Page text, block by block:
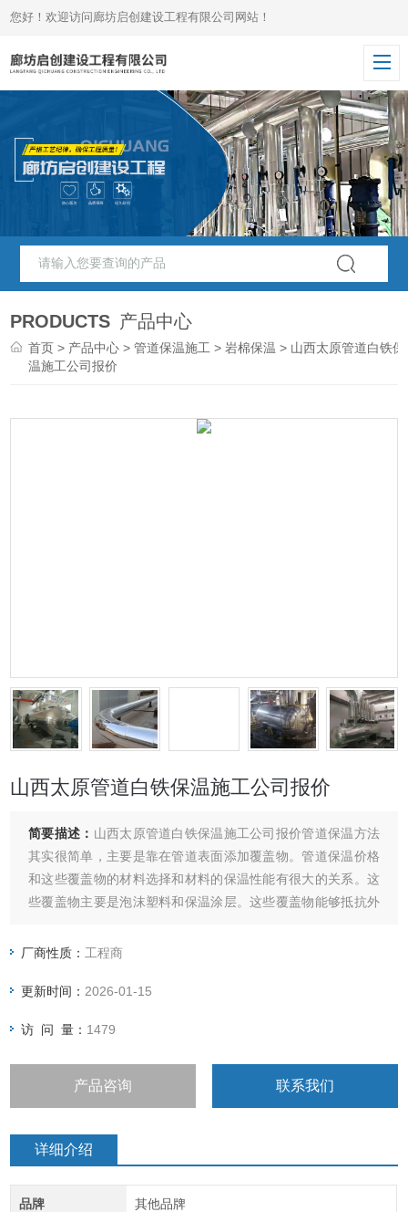
您好！欢迎访问廊坊启创建设工程有限公司网站！
PRODUCTS 产品中心
首页 > 产品中心 >管道保温施工 >岩棉保温 > 山西太原管道白铁保
温施工公司报价
山西太原管道白铁保温施工公司报价
简要描述： 山西太原管道白铁保温施工公司报价管道保温方法
其实很简单，主要是靠在管道表面添加覆盖物。管道保温价格
和这些覆盖物的材料选择和材料的保温性能有很大的关系。这
些覆盖物主要是泡沫塑料和保温涂层。这些覆盖物能够抵抗外
响。
厂商性质： 工程商
更新时间： 2026-01-15
访 问 量： 1479
产品咨询 联系我们
详细介绍
品牌 其他品牌